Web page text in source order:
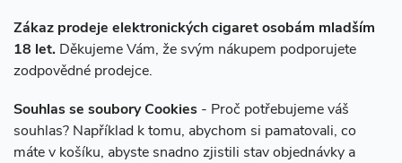
Zákaz prodeje elektronických cigaret osobám mladším
18 let. Děkujeme Vám, že svým nákupem podporujete
zodpovědné prodejce.
Souhlas se soubory Cookies - Proč potřebujeme váš
souhlas? Například k tomu, abychom si pamatovali, co
máte v košíku, abyste snadno zjistili stav objednávky a
DO KOŠÍKU
V klasické řadě od Dekangu
nejoblíbenější tabák s
legendárním velbloudem.
DO KOŠÍKU
dávat pozor na pecky. Těšit se
však můžete na vynikající
sladkou chuť zralých třešní.
Akce